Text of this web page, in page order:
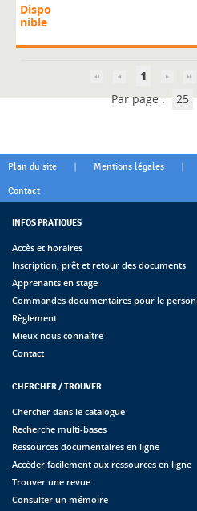
Dispo
nible
1
Par page : 25
Plan du site | Mentions légales |
Contact
INFOS PRATIQUES
Accès et horaires
Inscription, prêt et retour des documents
Apprenants en stage
Commandes documentaires pour le
Règlement
Mieux nous connaître
Contact
CHERCHER / TROUVER
Chercher dans le catalogue
Recherche multi-bases
Ressources documentaires en ligne
Accéder facilement aux ressources en ligne
Trouver une revue
Consulter un mémoire